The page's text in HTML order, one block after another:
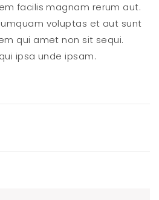
facilis magnam rerum aut.
voluptas et aut sunt
qui amet non sit sequi.
ipsa unde ipsam.